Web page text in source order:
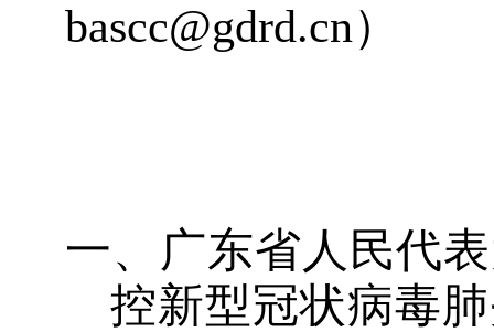
bascc@gdrd.cn）
一、 广东省人民代
控新型冠状病毒